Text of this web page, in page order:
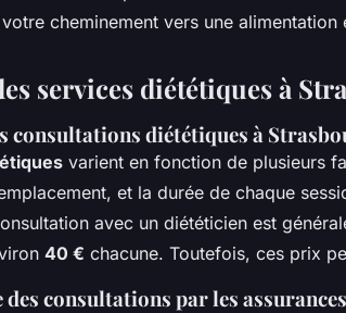
cheminement vers une alimentation
services diététiques à
consultations diététiques à
varient en fonction de plusieurs
et la durée de chaque
avec un diététicien est
40 € chacune. Toutefois, ces prix
consultations par les assurances